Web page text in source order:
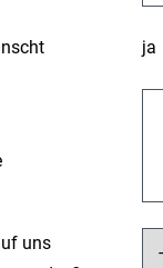
ja
uns